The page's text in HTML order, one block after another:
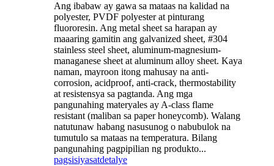
Ang ibabaw ay gawa sa mataas na kalidad na
polyester, PVDF polyester at pinturang
fluororesin. Ang metal sheet sa harapan ay
maaaring gamitin ang galvanized sheet, #304
stainless steel sheet, aluminum-magnesium-
managanese sheet at aluminum alloy sheet. Kaya
naman, mayroon itong mahusay na anti-
corrosion, acidproof, anti-crack, thermostability
at resistensya sa pagtanda. Ang mga
pangunahing materyales ay A-class flame
resistant (maliban sa paper honeycomb). Walang
natutunaw habang nasusunog o nabubulok na
tumutulo sa mataas na temperatura. Bilang
pangunahing pagpipilian ng produkto...
pagsisiyasatdetalye